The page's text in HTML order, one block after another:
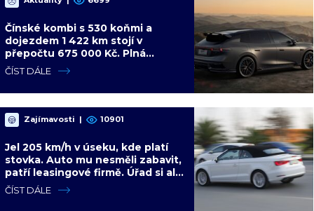
Čínské kombi s 530 koňmi a
dojezdem 1 422 km stojí v
přepočtu 675 000 Kč. Plná
výbava je v ceně, VW a BMW mají
problém
ČÍST DÁLE
Zajímavosti | 10901
Jel 205 km/h v úseku, kde platí
stovka. Auto mu nesměli zabavit,
patří leasingové firmě. Úřad si ale
poradil jinak
ČÍST DÁLE